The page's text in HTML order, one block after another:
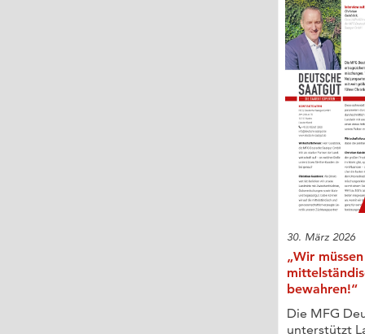
30. März 2026
„Wir
bewahren!“
Die MFG
unterstützt